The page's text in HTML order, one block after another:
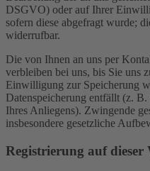
DSGVO) oder auf Ihrer
sofern diese abgefragt wurde;
widerrufbar.
Die von Ihnen an uns per
verbleiben bei uns, bis Sie uns
Einwilligung zur Speicherung
Datenspeicherung entfällt (z. B.
Ihres Anliegens). Zwingende
insbesondere gesetzliche
Registrierung auf dieser